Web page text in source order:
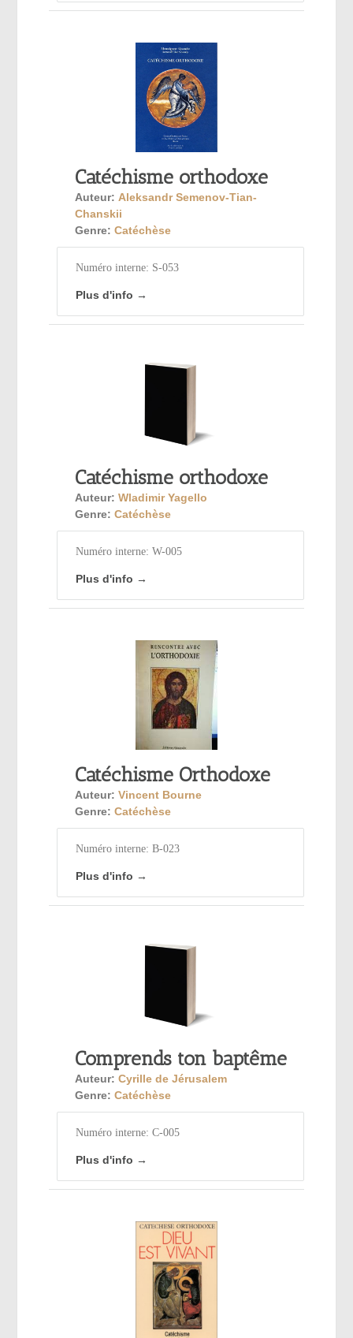
Catéchisme orthodoxe
Auteur: Aleksandr Semenov-Tian-
Chanskii
Genre: Catéchèse
Numéro interne: S-053
Plus d'info →
Catéchisme orthodoxe
Auteur: Wladimir Yagello
Genre: Catéchèse
Numéro interne: W-005
Plus d'info →
Catéchisme Orthodoxe
Auteur: Vincent Bourne
Genre: Catéchèse
Numéro interne: B-023
Plus d'info →
Comprends ton baptême
Auteur: Cyrille de Jérusalem
Genre: Catéchèse
Numéro interne: C-005
Plus d'info →